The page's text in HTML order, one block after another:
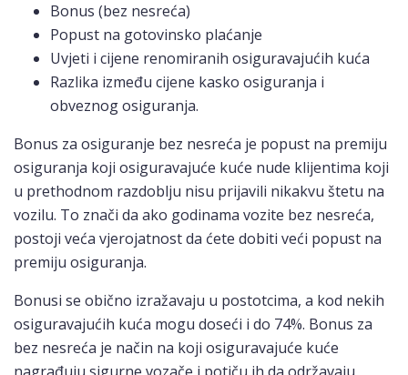
Bonus (bez nesreća)
Popust na gotovinsko plaćanje
Uvjeti i cijene renomiranih osiguravajućih kuća
Razlika između cijene kasko osiguranja i
obveznog osiguranja.
Bonus za osiguranje bez nesreća je popust na premiju
osiguranja koji osiguravajuće kuće nude klijentima koji
u prethodnom razdoblju nisu prijavili nikakvu štetu na
vozilu. To znači da ako godinama vozite bez nesreća,
postoji veća vjerojatnost da ćete dobiti veći popust na
premiju osiguranja.
Bonusi se obično izražavaju u postotcima, a kod nekih
osiguravajućih kuća mogu doseći i do 74%. Bonus za
bez nesreća je način na koji osiguravajuće kuće